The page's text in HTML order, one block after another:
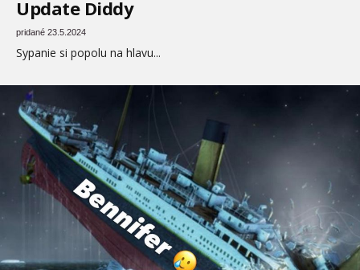
Update Diddy
pridané 23.5.2024
Sypanie si popolu na hlavu...